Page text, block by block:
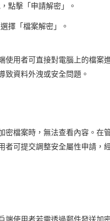
點擊「申請解密」。
擇「檔案解密」。
用者可直接對電腦上的檔案
致資料外洩或安全問題。
密檔案時，無法查看內容。在
者可提交調整安全屬性申請，